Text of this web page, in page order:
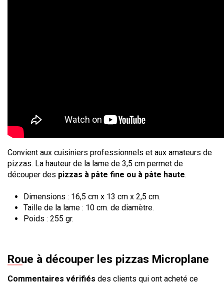
Convient aux cuisiniers professionnels et aux amateurs de
pizzas. La hauteur de la lame de 3,5 cm permet de
découper des pizzas à pâte fine ou à pâte haute.
Dimensions : 16,5 cm x 13 cm x 2,5 cm.
Taille de la lame : 10 cm. de diamètre.
Poids : 255 gr.
Roue à découper les pizzas Microplane
Commentaires vérifiés des clients qui ont acheté ce